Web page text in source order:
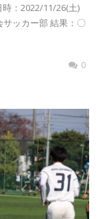
：2022/11/26(土)
サッカー部 結果：〇
0